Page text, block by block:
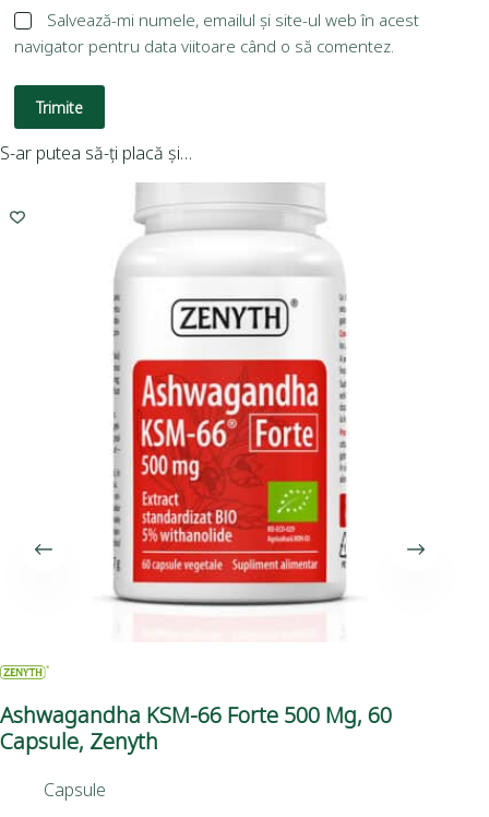
Salvează-mi numele, emailul și site-ul web în acest
navigator pentru data viitoare când o să comentez.
Trimite
S-ar putea să-ți placă și…
Ashwagandha KSM-66 Forte 500 Mg, 60
Capsule, Zenyth
Capsule